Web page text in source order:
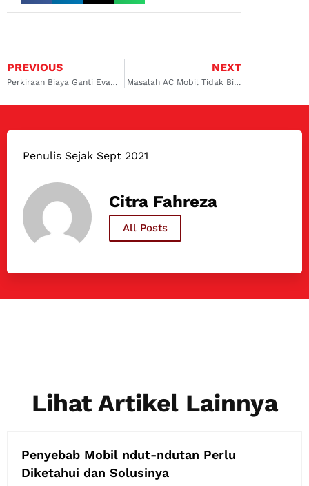
PREVIOUS
Perkiraan Biaya Ganti Evaporator AC Mobil Avanza yang Wajib Kamu Ketahui!
NEXT
Masalah AC Mobil Tidak Bisa Mati Otomatis: Penyebab dan Solusinya
Penulis Sejak Sept 2021
Citra Fahreza
All Posts
Lihat Artikel Lainnya
Penyebab Mobil ndut-ndutan Perlu
Diketahui dan Solusinya